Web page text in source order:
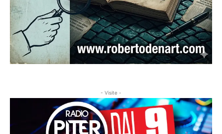
- Visite -